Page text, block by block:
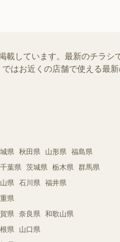
載しています。最新のチラ
はお近くの店舗で使える最
県 秋田県 山形県 福島県
千葉県 茨城県 栃木県 群馬県
県 石川県 福井県
県
県 奈良県 和歌山県
県 山口県